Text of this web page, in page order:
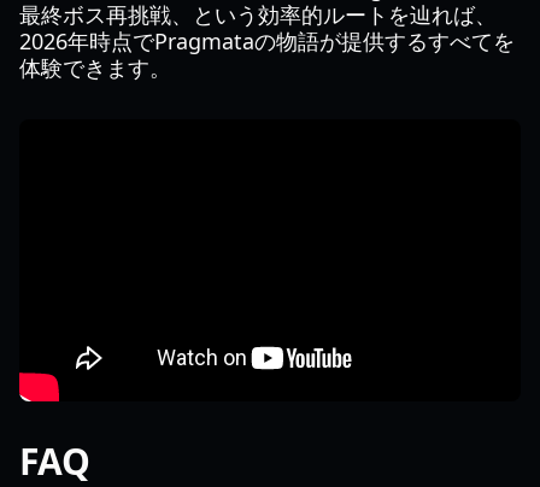
最終ボス再挑戦、という効率的ルートを辿れば、
2026年時点でPragmataの物語が提供するすべてを
体験できます。
FAQ